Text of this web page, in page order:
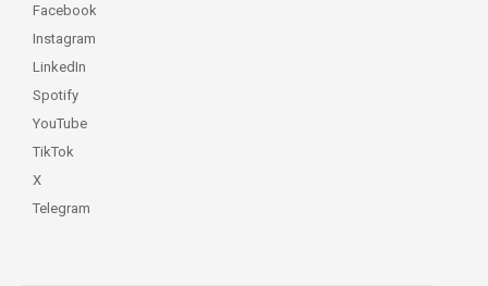
Facebook
Instagram
LinkedIn
Spotify
YouTube
TikTok
X
Telegram